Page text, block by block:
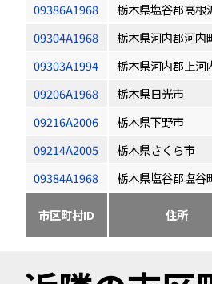
09386A1968
栃木県塩谷郡高根
09304A1968
栃木県河内郡河内
09303A1994
栃木県河内郡上河
09206A1968
栃木県日光市
09216A2006
栃木県下野市
09214A2005
栃木県さくら市
09384A1968
栃木県塩谷郡塩谷
市区町村ID 住所